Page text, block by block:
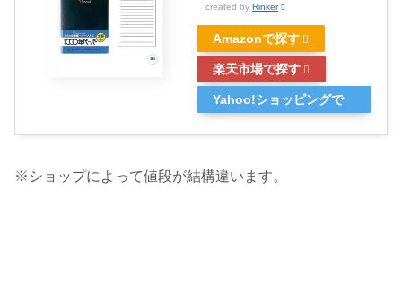
created by Rinker
Amazonで探す
楽天市場で探す
Yahoo!ショッピングで
※ショップによって値段が結構違います。